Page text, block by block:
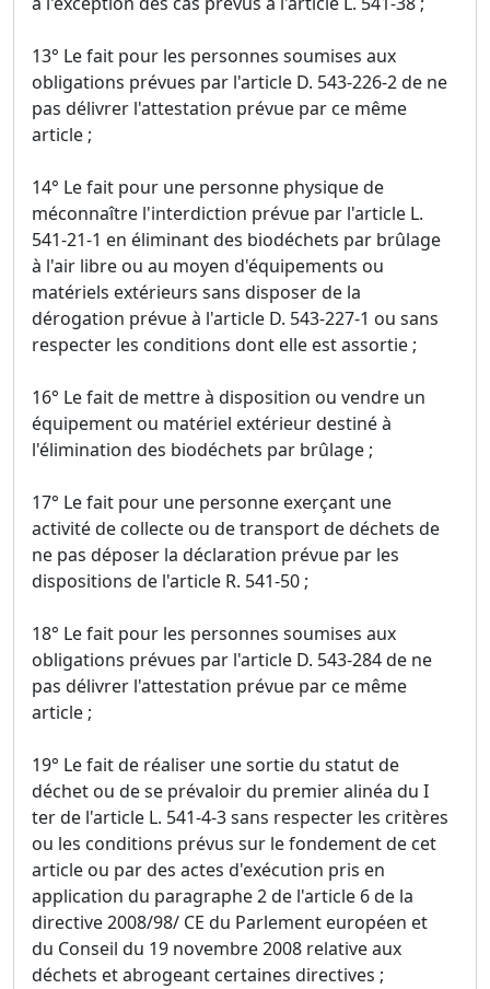
13° Le fait pour les personnes soumises aux
obligations prévues par l'article D. 543-226-2 de ne
pas délivrer l'attestation prévue par ce même
article ;
14° Le fait pour une personne physique de
méconnaître l'interdiction prévue par l'article L.
541-21-1 en éliminant des biodéchets par brûlage
à l'air libre ou au moyen d'équipements ou
matériels extérieurs sans disposer de la
dérogation prévue à l'article D. 543-227-1 ou sans
respecter les conditions dont elle est assortie ;
16° Le fait de mettre à disposition ou vendre un
équipement ou matériel extérieur destiné à
l'élimination des biodéchets par brûlage ;
17° Le fait pour une personne exerçant une
activité de collecte ou de transport de déchets de
ne pas déposer la déclaration prévue par les
dispositions de l'article R. 541-50 ;
18° Le fait pour les personnes soumises aux
obligations prévues par l'article D. 543-284 de ne
pas délivrer l'attestation prévue par ce même
article ;
19° Le fait de réaliser une sortie du statut de
déchet ou de se prévaloir du premier alinéa du I
ter de l'article L. 541-4-3 sans respecter les critères
ou les conditions prévus sur le fondement de cet
article ou par des actes d'exécution pris en
application du paragraphe 2 de l'article 6 de la
directive 2008/98/ CE du Parlement européen et
du Conseil du 19 novembre 2008 relative aux
déchets et abrogeant certaines directives ;